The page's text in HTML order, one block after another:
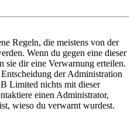
Regeln, die meistens von der
Wenn du gegen eine dieser
sie dir eine Verwarnung erteilen.
der Administration
Limited nichts mit dieser
einen Administrator,
wieso du verwarnt wurdest.